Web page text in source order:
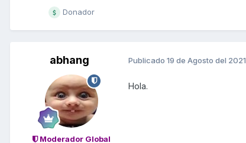
Donador
abhang
Moderador Global
Publicado 19 de Agosto del 2021
Hola.